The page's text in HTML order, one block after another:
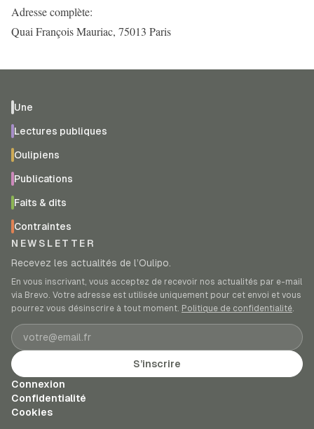
Adresse complète:
Quai François Mauriac, 75013 Paris
Une
Lectures publiques
Oulipiens
Publications
Faits & dits
Contraintes
NEWSLETTER
Recevez les actualités de l’Oulipo.
En vous inscrivant, vous acceptez de recevoir nos actualités par e-mail
via Brevo. Votre adresse est utilisée uniquement pour cet envoi et vous
pourrez vous désinscrire à tout moment. Politique de confidentialité.
Adresse e-mail
S’inscrire
Connexion
Confidentialité
Cookies